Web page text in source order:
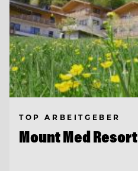
TOP ARBEITGEBER
Mount Med Resort